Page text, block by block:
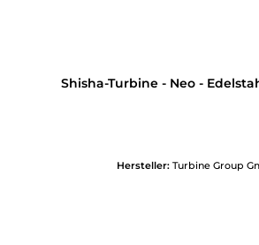
Shisha-Turbine - Neo -
Hersteller: Turbine Group